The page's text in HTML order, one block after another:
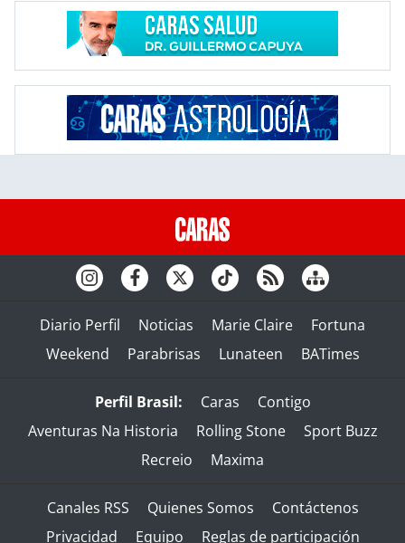
Diario Perfil Noticias Marie Claire
Fortuna
Weekend
Parabrisas Lunateen BATimes
Perfil Brasil: Caras
Contigo
Aventuras Na Historia
Rolling Stone
Sport Buzz
Recreio
Maxima
Canales RSS Quienes Somos
Contáctenos
Privacidad
Equipo Reglas de participación